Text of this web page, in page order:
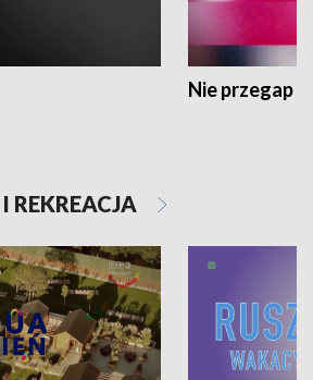
Nie przegap
REKREACJA